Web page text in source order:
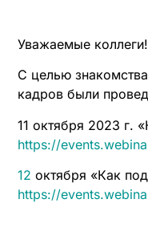
Уважаемые коллеги!
С целью
кадров были
11 октября 2023 г.
https://
12 октября «Как
https://